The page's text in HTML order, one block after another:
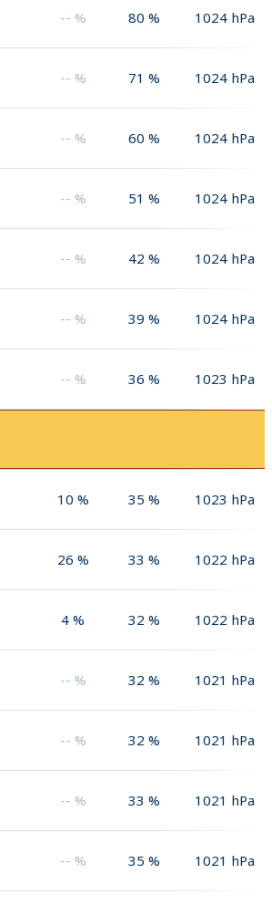
-- % 80 % 1024 hPa
-- % 71 % 1024 hPa
-- % 60 % 1024 hPa
-- % 51 % 1024 hPa
-- % 42 % 1024 hPa
-- % 39 % 1024 hPa
-- % 36 % 1023 hPa
10 % 35 % 1023 hPa
26 % 33 % 1022 hPa
4 % 32 % 1022 hPa
-- % 32 % 1021 hPa
-- % 32 % 1021 hPa
-- % 33 % 1021 hPa
-- % 35 % 1021 hPa